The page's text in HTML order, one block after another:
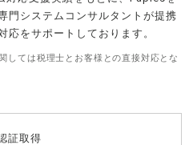
門システムコンサルタントが提携
応をサポートしております。
しては税理士とお客様との直接対応とな
証取得